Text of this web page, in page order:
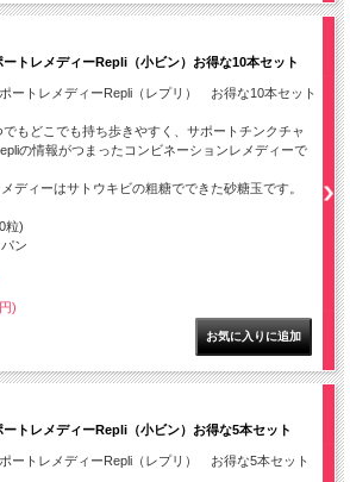
ートレメディーRepli（小ビン）お得な10本セット
ートレメディーRepli（レプリ） お得な10本セット
でもどこでも持ち歩きやすく、サポートチンクチャ
の情報がつまったコンビネーションレメディーで
ディーはサトウキビの粗糖でできた砂糖玉です。
粒)
ン
)
ートレメディーRepli（小ビン）お得な5本セット
ートレメディーRepli（レプリ） お得な5本セット